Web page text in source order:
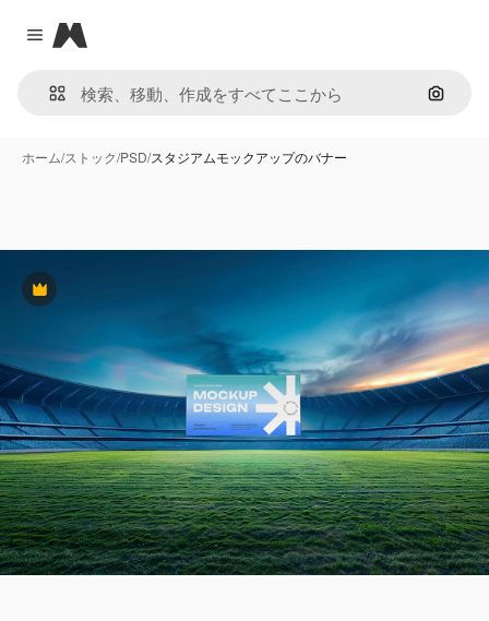
Close menu
Magnific
画像で
ホーム/ストック/PSD/スタジアムモックアップのバナー
Premium